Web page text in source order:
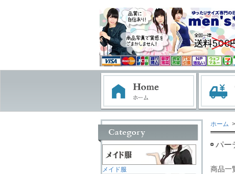
ホーム
パー
商品一
メイド服